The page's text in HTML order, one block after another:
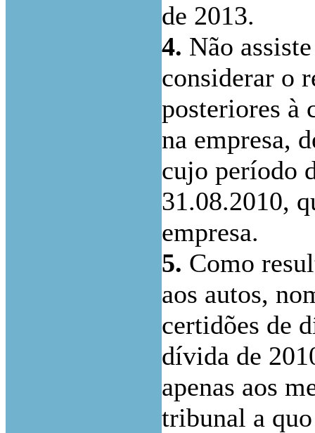
de 2013.
4. Não
considerar o
posteriores à
na empresa,
cujo período
31.08.2010,
empresa.
5. Como
aos autos,
certidões de
dívida de
apenas aos
tribunal a